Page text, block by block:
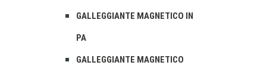
GALLEGGIANTE MAGNETICO IN
PA
GALLEGGIANTE MAGNETICO